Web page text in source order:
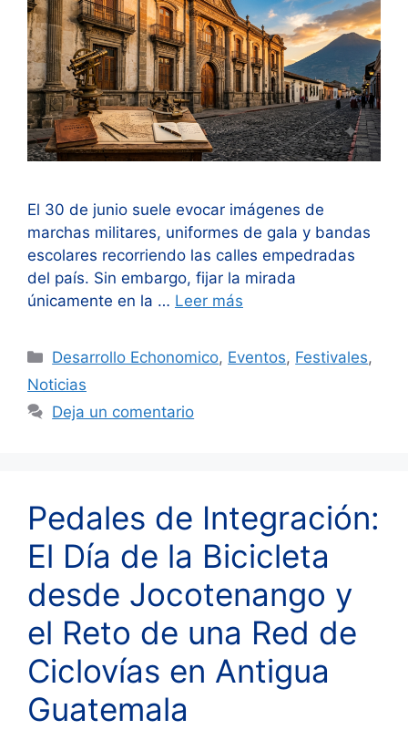
El 30 de junio suele evocar imágenes de
marchas militares, uniformes de gala y bandas
escolares recorriendo las calles empedradas
del país. Sin embargo, fijar la mirada
únicamente en la … Leer más
Categorías
Desarrollo Echonomico, Eventos, Festivales,
Noticias
Deja un comentario
Pedales de Integración:
El Día de la Bicicleta
desde Jocotenango y
el Reto de una Red de
Ciclovías en Antigua
Guatemala